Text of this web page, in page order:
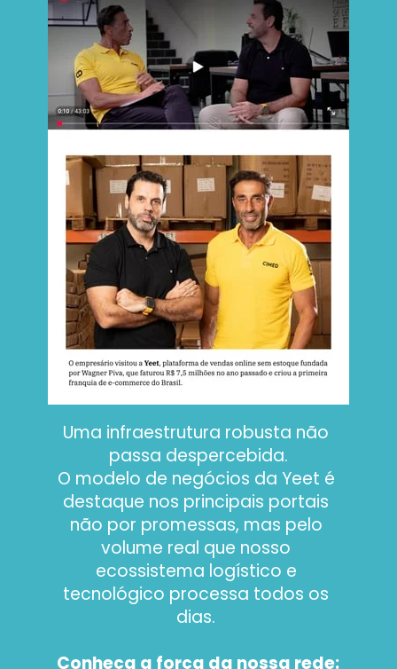
Uma infraestrutura robusta não
passa despercebida.
O modelo de negócios da Yeet é
destaque nos principais portais
não por promessas, mas pelo
volume real que nosso
ecossistema logístico e
tecnológico processa todos os
dias.
Conheça a força da nossa rede: